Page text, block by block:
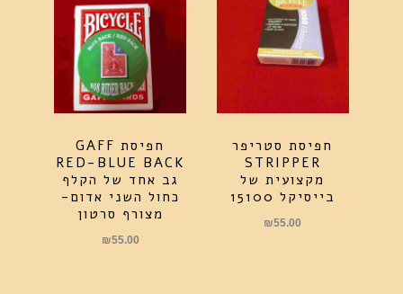
חפיסת סטריפר
STRIPPER
מקצועית של
בייסיקל 15100
₪55.00
חפיסת GAFF
RED-BLUE BACK
גב אחד של הקלף
כחול השני אדום-
מצורף סרטון
₪55.00